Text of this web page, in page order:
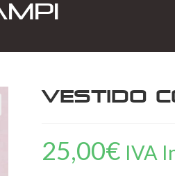
Vestido
25,00€ IVA